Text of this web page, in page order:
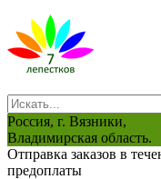
Россия, г. Вязники,
Владимирская область.
Отправка заказов в
предоплаты